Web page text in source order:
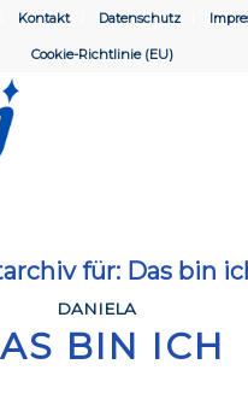
Kontakt Datenschutz
Cookie-Richtlinie (EU)
für: Das bin
DANIELA
BIN ICH